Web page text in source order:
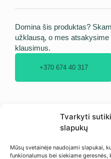
Tvarkyti
slapukų
Mūsų svetainėje naudojami slapukai,
funkionalumus bei siekiame
Domina šis produktas?
užklausą, o mes
klausimus.
+370 674 40 317